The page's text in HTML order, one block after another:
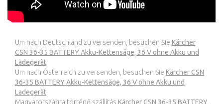
Um nach Deutschland zu versenden, besuchen Sie Kärcher
CSN 36-35 BATTERY Akku-Kettensäge, 36 V ohne Akku und
Ladegerät
Um nach Österreich zu versenden, besuchen Sie Kärcher CSN
36-35 BATTERY Akku-Kettensäge, 36 V ohne Akku und
Ladegerät
Magyarországra történő szállítás Kärcher CSN 36-35 BATTERY